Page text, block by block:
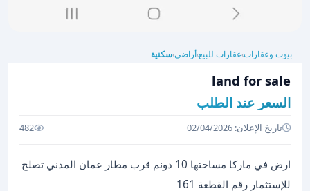
بيوت وعقارات›عقارات للبيع›أراضي›سكنية
land for sale
السعر عند الطلب
تاريخ الإعلان: 02/04/2026 482
ارض في ماركا مساحتها 10 دونم قرب مطار عمان المدني تصلح
للإستثمار رقم القطعة 161